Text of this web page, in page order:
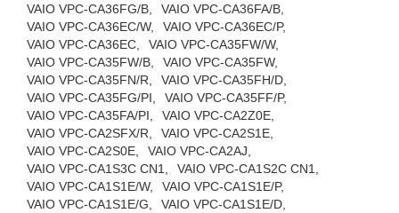
VAIO VPC-CA36FG/B,
VAIO VPC-CA36FA/B,
VAIO VPC-CA36EC/W,
VAIO VPC-CA36EC/P,
VAIO VPC-CA36EC,
VAIO VPC-CA35FW/W,
VAIO VPC-CA35FW/B,
VAIO VPC-CA35FW,
VAIO VPC-CA35FN/R,
VAIO VPC-CA35FH/D,
VAIO VPC-CA35FG/PI,
VAIO VPC-CA35FF/P,
VAIO VPC-CA35FA/PI,
VAIO VPC-CA2Z0E,
VAIO VPC-CA2SFX/R,
VAIO VPC-CA2S1E,
VAIO VPC-CA2S0E,
VAIO VPC-CA2AJ,
VAIO VPC-CA1S3C CN1,
VAIO VPC-CA1S2C CN1,
VAIO VPC-CA1S1E/W,
VAIO VPC-CA1S1E/P,
VAIO VPC-CA1S1E/G,
VAIO VPC-CA1S1E/D,